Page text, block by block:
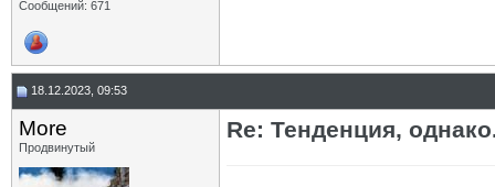
Сообщений: 671
18.12.2023, 09:53
More
Продвинутый
Re: Тенденция,